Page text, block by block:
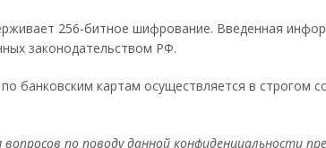
256-битное шифрование. Введенная
законодательством РФ.
банковским картам осуществляется в строгом
вопросов по поводу данной